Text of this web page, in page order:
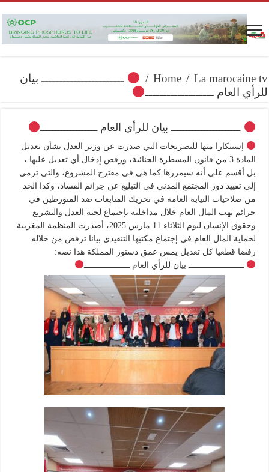
Home / La marocaine tv
/
ـــــــــــــــــــــــ بيان
للرأي العام ـــــــــــــــــــ
ـــــــــــــــــــــــ بيان للرأي العام ـــــــــــــــــــ
إستنكارا منها للتصريحات التي صدرت عن وزير العدل بشأن تعديل
المادة 3 من قانون المسطرة الجنائية، ورفض إدخال أي تعديل عليها ،
بل أقسم على أنه سيمررها كما هي في مقترح المشروع، والتي ترمي
إلى تقييد دور المجتمع المدني في التبليغ عن جرائم الفساد، وكذا الحد
من صلاحيات النيابة العامة في تحريك المتابعات ضد المتورطين في
جرائم نهب المال العام خلال مداخلته بإجتماع لجنة العدل والتشريع
وحقوق الإنسان ليوم الثلاثاء 11 مارس 2025، أصدرت المنظمة المغربية
لحماية المال العام في إجتماع مكتبها التنفيذي بيانا ترفض من خلاله
رفضا قطعيا كل تعديل يمس عمق دستور المملكة هذا نصه:
ـــــــــــــــــــــــ بيان للرأي العام ـــــــــــــــــــ